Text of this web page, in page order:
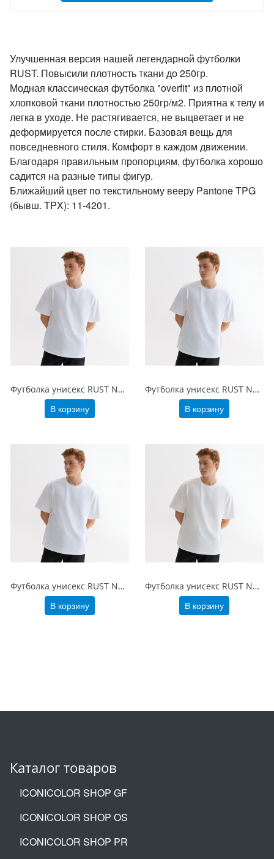
Улучшенная версия нашей легендарной футболки
RUST. Повысили плотность ткани до 250гр.
Модная классическая футболка "overfit" из плотной
хлопковой ткани плотностью 250гр/м2. Приятна к телу и
легка в уходе. Не растягивается, не выцветает и не
деформируется после стирки. Базовая вещь для
повседневного стиля. Комфорт в каждом движении.
Благодаря правильным пропорциям, футболка хорошо
садится на разные типы фигур.
Ближайший цвет по текстильному вееру Pantone TPG
(бывш. TPX): 11-4201.
Футболка унисекс RUST NEO, 250гр., белый (белоснежный), размер 3XL/4XL
В корзину
Футболка унисекс RUST NEO, 250гр., белый (белоснежный), размер M/L
В корзину
Футболка унисекс RUST NEO, 250гр., белый (белоснежный), размер XS/S
В корзину
Футболка унисекс RUST NEO, 250гр., белый (теплый тон), размер 3XL/4XL
В корзину
Каталог товаров
ICONICOLOR SHOP GF
ICONICOLOR SHOP OS
ICONICOLOR SHOP PR